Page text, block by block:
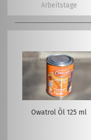
Arbeitstage
Owatrol Öl 125 ml